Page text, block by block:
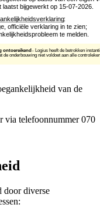
van de
via telefoonnummer 070
door diverse